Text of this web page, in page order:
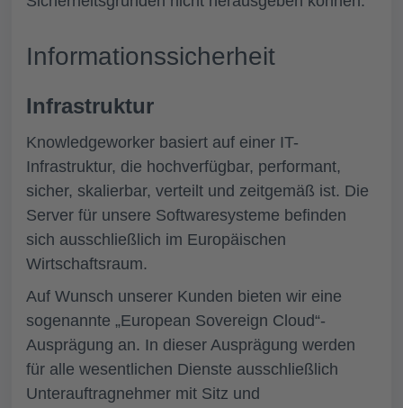
Informationssicherheit
Infrastruktur
Knowledgeworker basiert auf einer IT-
Infrastruktur, die hochverfügbar, performant,
sicher, skalierbar, verteilt und zeitgemäß ist. Die
Server für unsere Softwaresysteme befinden
sich ausschließlich im Europäischen
Wirtschaftsraum.
Auf Wunsch unserer Kunden bieten wir eine
sogenannte „European Sovereign Cloud“-
Ausprägung an. In dieser Ausprägung werden
für alle wesentlichen Dienste ausschließlich
Unterauftragnehmer mit Sitz und